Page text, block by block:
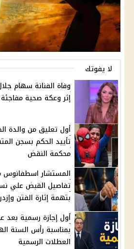
لا يفوتك
وفاة الفنانة سهام
إثر وعكة صحية مفاجئة
أول تعليق من والدة
محكمة النقض
المستشار
تفاصيل القبض علي
بتهمة إثارة الفتن
أول إجازة رسمية بعد
بمناسبة رأس السنة
العطلات الرسمية